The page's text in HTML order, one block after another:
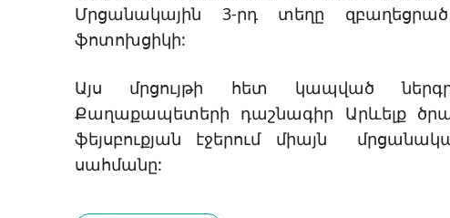
Մրցանակային 3-րդ տեղը
ֆոտոխցիկի:
Այս մրցույթի հետ կապված
Քաղաքապետերի դաշնագիր Արևելք
ֆեյսբուքյան էջերում միայն
սահմանը: